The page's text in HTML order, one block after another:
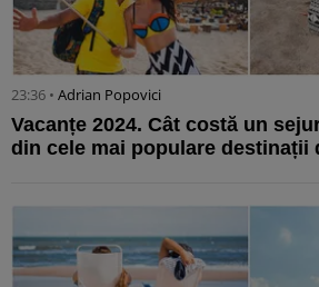
23:36 • Adrian Popovici
Vacanțe 2024. Cât costă un
din cele mai populare destinații